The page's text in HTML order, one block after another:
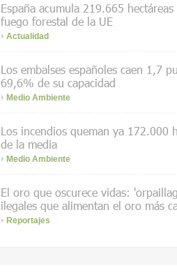
España acumula 219.665
fuego forestal de la UE
Actualidad
Los embalses españoles caen 1,7
69,6% de su capacidad
Medio Ambiente
Los incendios queman ya 172.000
de la media
Medio Ambiente
El oro que oscurece vidas:
ilegales que alimentan el oro más
Reportajes